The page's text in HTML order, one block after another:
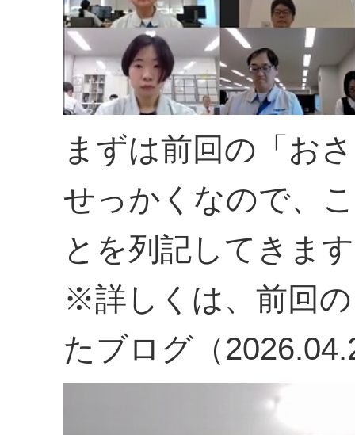
まずは前回の「お
せっかくなので、
とを列記してきま
※詳しくは、前回
たブログ（